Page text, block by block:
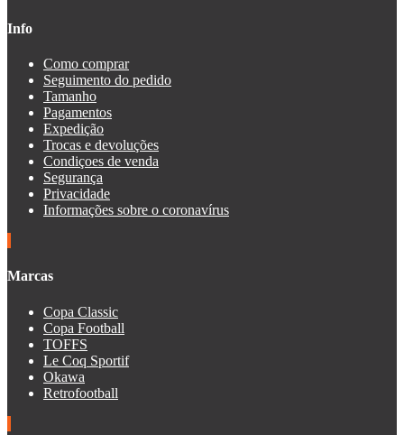
Info
Como comprar
Seguimento do pedido
Tamanho
Pagamentos
Expedição
Trocas e devoluções
Condiçoes de venda
Segurança
Privacidade
Informações sobre o coronavírus
Marcas
Copa Classic
Copa Football
TOFFS
Le Coq Sportif
Okawa
Retrofootball